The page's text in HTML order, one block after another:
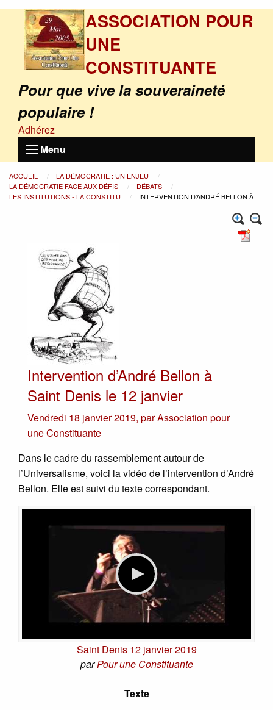
ASSOCIATION POUR
UNE
CONSTITUANTE
Pour que vive la souveraineté
populaire !
Adhérez
Menu
ACCUEIL
LA DÉMOCRATIE : UN ENJEU
LA DÉMOCRATIE FACE AUX DÉFIS
DÉBATS
LES INSTITUTIONS - LA CONSTITU
INTERVENTION D’ANDRÉ BELLON À
Intervention d’André Bellon à
Saint Denis le 12 janvier
Vendredi 18 janvier 2019, parAssociation pour
une Constituante
Dans le cadre du rassemblement autour de
l’Universalisme, voici la vidéo de l’intervention d’André
Bellon. Elle est suivi du texte correspondant.
Saint Denis 12 janvier 2019
parPour une Constituante
Texte